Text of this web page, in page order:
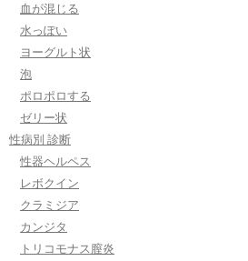
血が混じる
水っぽい
ヨーグルト状
泡
ポロポロする
ゼリー状
性病別 診断
性器ヘルペス
レボクイン
クラミジア
カンジタ
トリコモナス膣炎